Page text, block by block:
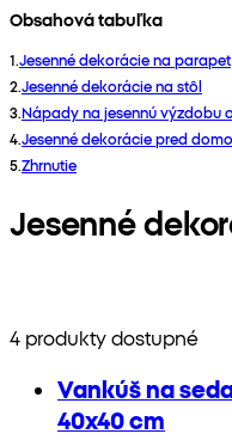
Obsahová tabuľka
1.Jesenné dekorácie na parapet
2.Jesenné dekorácie na stôl
3.Nápady na jesennú výzdobu
4.Jesenné dekorácie pred
5.Zhrnutie
Jesenné
4 produkty dostupné
Vankúš na
40x40 cm